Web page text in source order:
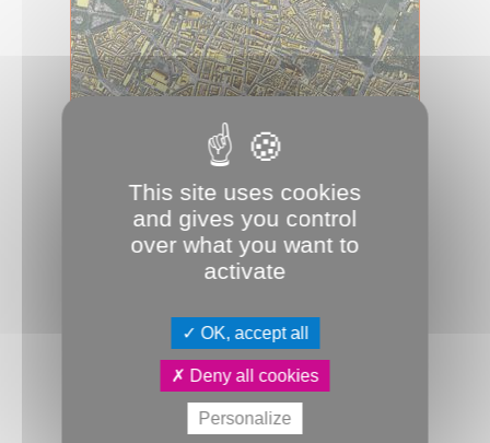
17.04.2024
Le cadastre solaire, un outil
éclairant
Il est en ligne. Le cadastre solaire
le potentiel de production d’én...
Transition énergétique
This site uses cookies
and gives you control
over what you want to
activate
OK, accept all
Deny all cookies
Personalize